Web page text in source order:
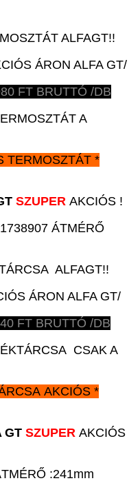
ALFAGT!!
ÁRON ALFA GT/
FT BRUTTÓ /DB
A
TERMOSZTÁT *
SZUPER AKCIÓS !
ÁTMÉRŐ
ALFAGT!!
ÁRON ALFA GT/
FT BRUTTÓ /DB
CSAK A
AKCIÓS *
GT SZUPER AKCIÓS
:241mm